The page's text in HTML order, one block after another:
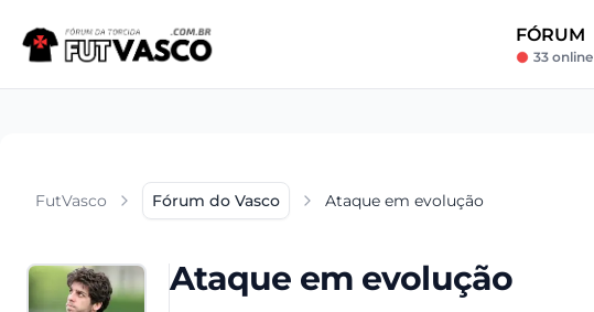
FÓRUM
33 online
FutVasco Fórum do Vasco Ataque em evolução
Ataque em evolução